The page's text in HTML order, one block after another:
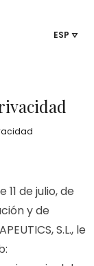
ESP
de julio, de
y de
S.L., le